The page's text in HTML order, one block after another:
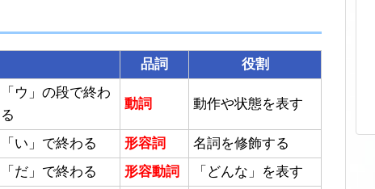
品詞 役割
「ウ」の段で終わ
る
動詞 動作や状態を表す
「い」で終わる 形容詞
名詞を修飾する
「だ」で終わる
形容動詞 「どんな」を表す